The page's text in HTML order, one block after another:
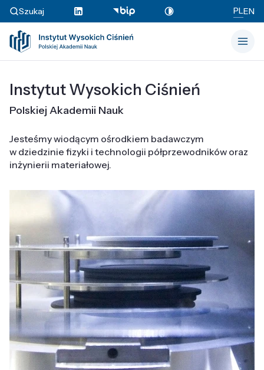
Szukaj PLEN
Instytut Wysokich Ciśnień
Polskiej Akademii Nauk
Jesteśmy wiodącym ośrodkiem badawczym
w dziedzinie fizyki i technologii półprzewodników oraz
inżynierii materiałowej.